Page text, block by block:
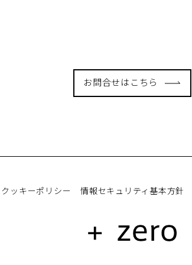
お問合せはこちら
クッキーポリシー 情報セキュリティ基本方針